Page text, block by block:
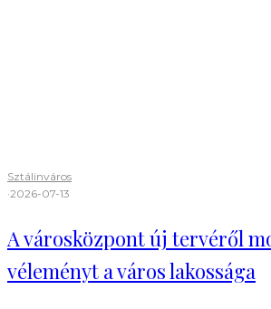
Sztálinváros
·2026-07-13
A városközpont új tervéről
véleményt a város lakossága